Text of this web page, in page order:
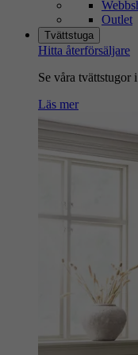
Outlet
Tvättstuga
Hitta återförsäljare
Se våra tvättstugor
Läs mer